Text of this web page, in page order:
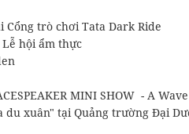
trò chơi Tata Dark Ride
hội ẩm thực
MINI SHOW - A
du xuân" tại Quảng trường Đại